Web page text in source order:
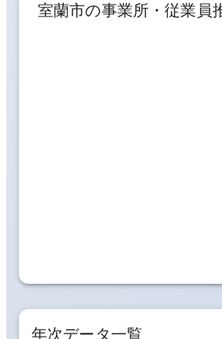
室蘭市の事業所・従業員
年次データ一覧